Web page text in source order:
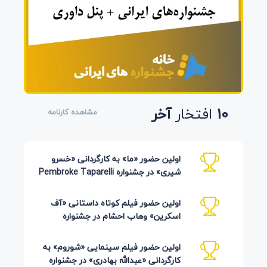
10 افتخارآخر مشاهده کارنامه
اولین حضور «ما» به کارگردانی «خسرو
شیری» در جشنواره Pembroke Taparelli
اولین حضور فیلم کوتاه داستانی «آف
اسکرین» وهاب احشام در جشنواره
اولین حضور فیلم سینمایی «شوروم» به
کارگردانی «عبدالله بهادری» در جشنواره